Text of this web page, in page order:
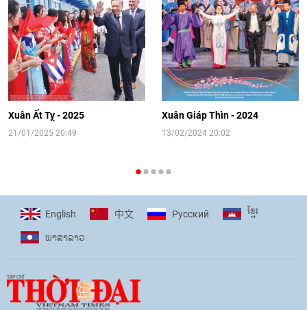
sinh Việt Nam tại trại hè Artek
14:41|12/06/2026
[Video] Đối ngoại nhân dân Thủ đô
hướng tới kết nối hiệu quả nguồn lực
người Việt Nam ở nước ngoài
16:58|10/06/2026
cùng thanh thiếu nhi tiên phong ứng
phó với biến đổi khí hậu
17:07|09/06/2026
[Video] Lào dành ưu tiên hàng đầu cho
quan hệ với Việt Nam
Xuân Ất Tỵ - 2025
21/01/2025 20:49
Xuân Giáp Thìn - 2024
13/02/2024 20:02
English 中文 Pусский ខ្មែរ
ພາ​ສາ​ລາວ